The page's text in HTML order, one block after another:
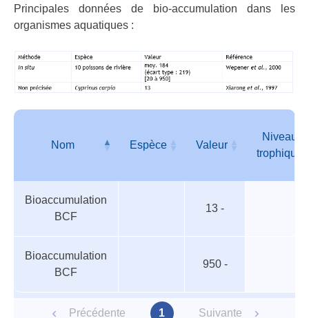
Principales données de bio-accumulation dans les
organismes aquatiques :
aquatiques
Nom Espèce Valeur
Niveau
trophique
Bioaccumulation
BCF
13 -
Bioaccumulation
BCF
950 -
Précédente 1 Suivante